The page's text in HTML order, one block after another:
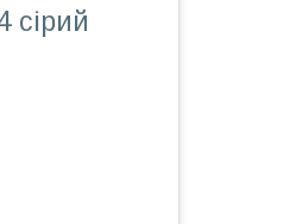
сірий